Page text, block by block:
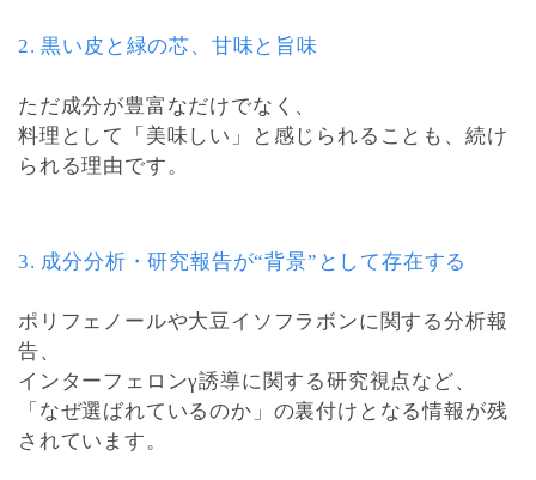
2. 黒い皮と緑の芯、甘味と旨味
ただ成分が豊富なだけでなく、
料理として「美味しい」と感じられることも、続け
られる理由です。
3. 成分分析・研究報告が“背景”として存在する
ポリフェノールや大豆イソフラボンに関する分析報
告、
インターフェロンγ誘導に関する研究視点など、
「なぜ選ばれているのか」の裏付けとなる情報が残
されています。